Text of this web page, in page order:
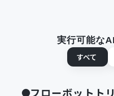
実行可能な
すべて
フローボットト